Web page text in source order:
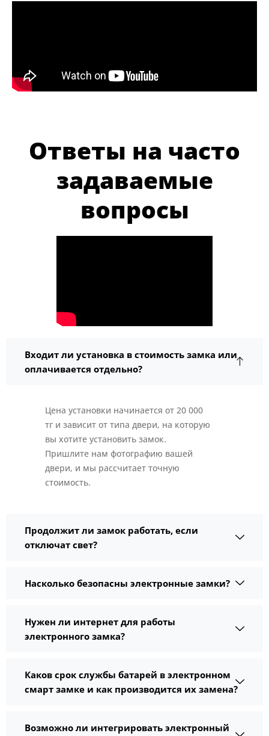
Ответы на часто
задаваемые
вопросы
Входит ли установка в стоимость замка или
оплачивается отдельно?
Цена установки начинается от 20 000
тг и зависит от типа двери, на которую
вы хотите установить замок.
Пришлите нам фотографию вашей
двери, и мы рассчитает точную
стоимость.
Продолжит ли замок работать, если
отключат свет?
Насколько безопасны электронные замки?
Нужен ли интернет для работы
электронного замка?
Каков срок службы батарей в электронном
смарт замке и как производится их замена?
Возможно ли интегрировать электронный